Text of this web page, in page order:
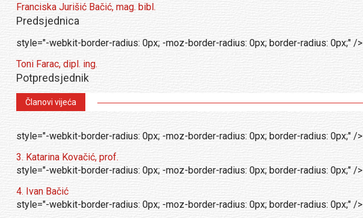
Franciska Jurišić Bačić, mag. bibl.
Predsjednica
style="-webkit-border-radius: 0px; -moz-border-radius: 0px; border-radius: 0px;" />
Toni Farac, dipl. ing.
Potpredsjednik
Članovi vijeća
style="-webkit-border-radius: 0px; -moz-border-radius: 0px; border-radius: 0px;" />
3. Katarina Kovačić, prof.
style="-webkit-border-radius: 0px; -moz-border-radius: 0px; border-radius: 0px;" />
4. Ivan Bačić
style="-webkit-border-radius: 0px; -moz-border-radius: 0px; border-radius: 0px;" />